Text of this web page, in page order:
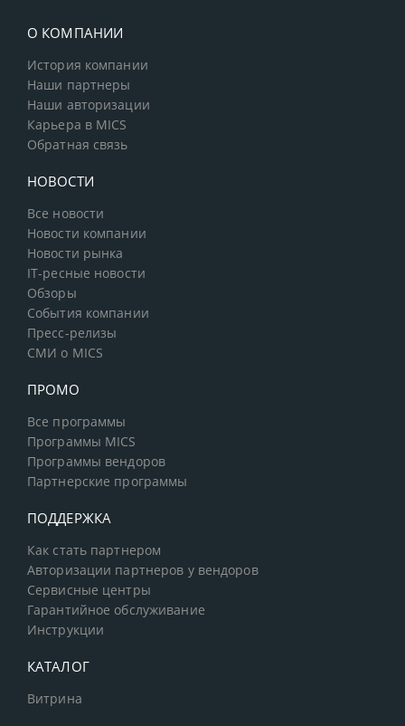
О КОМПАНИИ
История компании
Наши партнеры
Наши авторизации
Карьера в MICS
Обратная связь
НОВОСТИ
Все новости
Новости компании
Новости рынка
IT-ресные новости
Обзоры
События компании
Пресс-релизы
СМИ о MICS
ПРОМО
Все программы
Программы MICS
Программы вендоров
Партнерские программы
ПОДДЕРЖКА
Как стать партнером
Авторизации партнеров у вендоров
Сервисные центры
Гарантийное обслуживание
Инструкции
КАТАЛОГ
Витрина